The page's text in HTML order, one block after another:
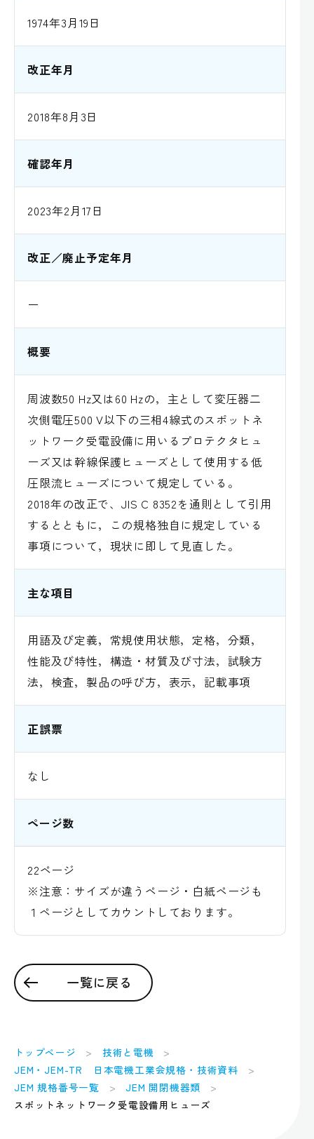
1974年3月19日
改正年月
2018年8月3日
確認年月
2023年2月17日
改正／廃止予定年月
ー
概要
周波数50 Hz又は60 Hzの，主として変圧器二
次側電圧500 V以下の三相4線式のスポットネ
ットワーク受電設備に用いるプロテクタヒュ
ーズ又は幹線保護ヒューズとして使用する低
圧限流ヒューズについて規定している。
2018年の改正で、JIS C 8352を通則として引用
するとともに，この規格独自に規定している
事項について，現状に即して見直した。
主な項目
用語及び定義，常規使用状態，定格，分類，
性能及び特性，構造・材質及び寸法，試験方
法，検査，製品の呼び方，表示，記載事項
正誤票
なし
ページ数
22ページ
※注意：サイズが違うページ・白紙ページも
１ページとしてカウントしております。
一覧に戻る
トップページ
技術と電機
JEM・JEM-TR 日本電機工業会規格・技術資料
JEM 規格番号一覧
JEM 開閉機器類
スポットネットワーク受電設備用ヒューズ